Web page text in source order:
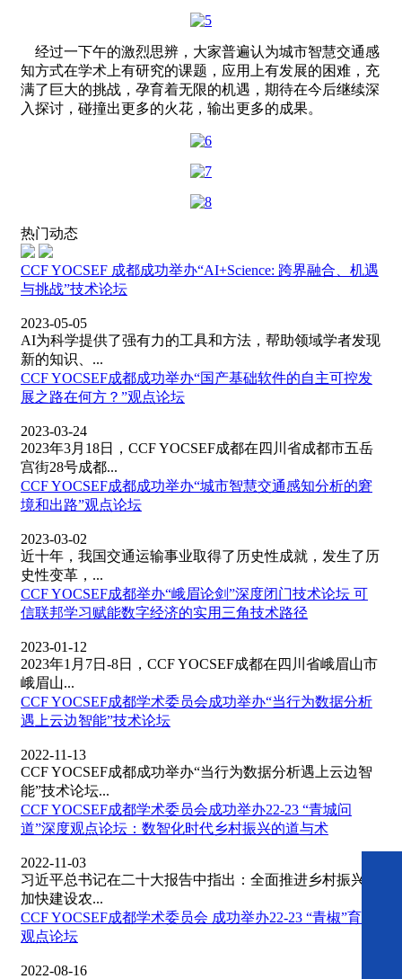
经过一下午的激烈思辨， 大家普遍认为城市智慧交通感
知方式在学术上有研究的课题，应用上有发展的困难，充
满了巨大的挑战，孕育着无限的机遇，期待在今后继续深
入探讨，碰撞出更多的火花，输出更多的成果。
热门动态
CCF YOCSEF 成都成功举办“AI+Science: 跨界融合、机遇
与挑战”技术论坛
2023-05-05
AI为科学提供了强有力的工具和方法，帮助领域学者发现
新的知识、...
CCF YOCSEF成都成功举办“国产基础软件的自主可控发
展之路在何方？”观点论坛
2023-03-24
2023年3月18日，CCF YOCSEF成都在四川省成都市五岳
宫街28号成都...
CCF YOCSEF成都成功举办“城市智慧交通感知分析的窘
境和出路”观点论坛
2023-03-02
近十年，我国交通运输事业取得了历史性成就，发生了历
史性变革，...
CCF YOCSEF成都举办“峨眉论剑”深度闭门技术论坛 可
信联邦学习赋能数字经济的实用三角技术路径
2023-01-12
2023年1月7日-8日，CCF YOCSEF成都在四川省峨眉山市
峨眉山...
CCF YOCSEF成都学术委员会成功举办“当行为数据分析
遇上云边智能”技术论坛
2022-11-13
CCF YOCSEF成都成功举办“当行为数据分析遇上云边智
能”技术论坛...
CCF YOCSEF成都学术委员会成功举办22-23 “青城问
道”深度观点论坛：数智化时代乡村振兴的道与术
2022-11-03
习近平总书记在二十大报告中指出：全面推进乡村振兴，
加快建设农...
CCF YOCSEF成都学术委员会 成功举办22-23 “青椒”育人
观点论坛
2022-08-16